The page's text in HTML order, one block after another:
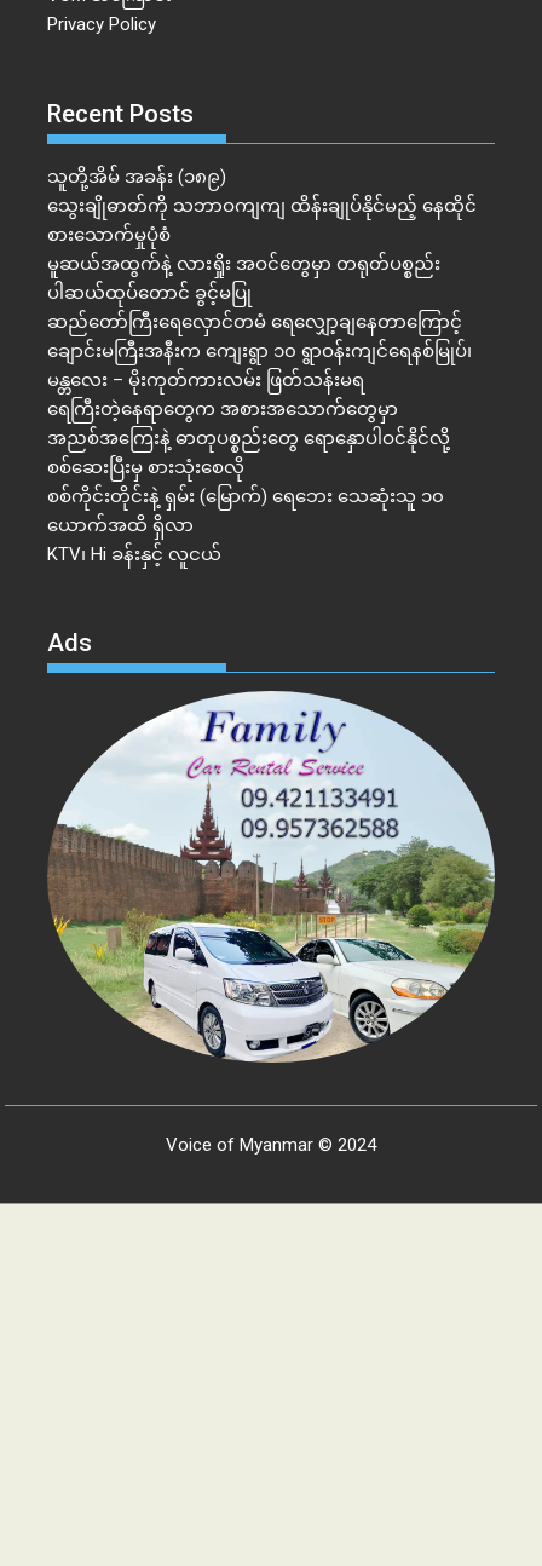
Privacy Policy
Recent Posts
သူတို့အိမ် အခန်း (၁၈၉)
သွေးချိုဓာတ်ကို သဘာဝကျကျ ထိန်းချုပ်နိုင်မည့် နေထိုင်
စားသောက်မှုပုံစံ
မူဆယ်အထွက်နဲ့ လားရှိုး အဝင်တွေမှာ တရုတ်ပစ္စည်း
ပါဆယ်ထုပ်တောင် ခွင့်မပြု
ဆည်တော်ကြီးရေလှောင်တမံ ရေလျှော့ချနေတာကြောင့်
ချောင်းမကြီးအနီးက ကျေးရွာ ၁၀ ရွာဝန်းကျင်ရေနစ်မြုပ်၊
မန္တလေး – မိုးကုတ်ကားလမ်း ဖြတ်သန်းမရ
ရေကြီးတဲ့​နေရာ​တွေက အစားအသောက်တွေမှာ
အညစ်အကြေးနဲ့ ဓာတုပစ္စည်းတွေ ရောနှောပါဝင်နိုင်လို့
စစ်ဆေးပြီးမှ စားသုံးစေလို
စစ်ကိုင်းတိုင်းနဲ့ ရှမ်း (မြောက်) ရေဘေး သေဆုံးသူ ၁၀
ယောက်အထိ ရှိလာ
KTV၊ Hi ခန်းနှင့် လူငယ်
Ads
Voice of Myanmar © 2024